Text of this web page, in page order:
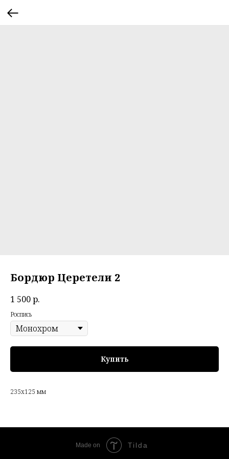
Бордюр Церетели 2
1 500р.
Роспись
Купить
235х125 мм
Made on Tilda